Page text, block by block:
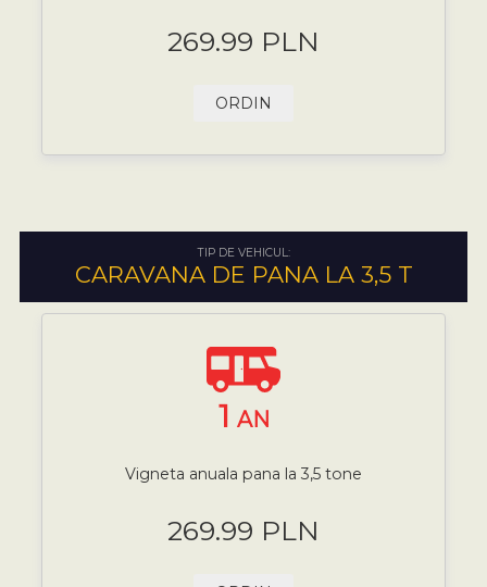
269.99 PLN
ORDIN
TIP DE VEHICUL:
CARAVANA DE PANA LA 3,5 T
1 AN
Vigneta anuala pana la 3,5 tone
269.99 PLN